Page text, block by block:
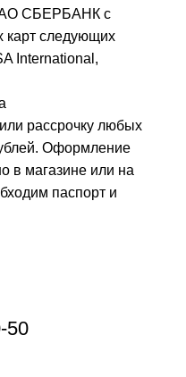
СБЕРБАНК с
карт следующих
International,
рассрочку любых
Оформление
в магазине или на
паспорт и
50